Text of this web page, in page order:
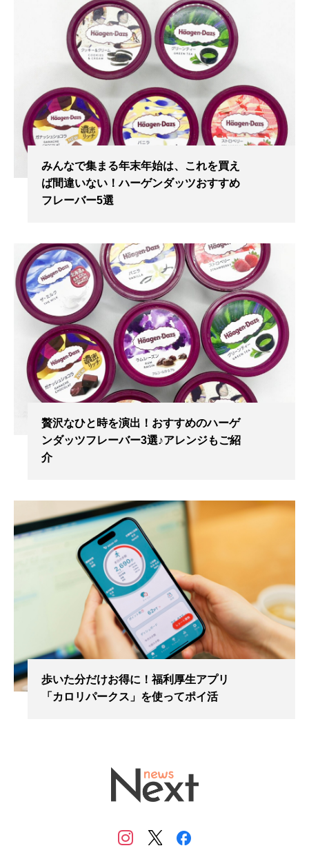
みんなで集まる年末年始は、これを買え
ば間違いない！ハーゲンダッツおすすめ
フレーバー5選
贅沢なひと時を演出！おすすめのハーゲ
ンダッツフレーバー3選♪アレンジもご紹
介
歩いた分だけお得に！福利厚生アプリ
「カロリパークス」を使ってポイ活